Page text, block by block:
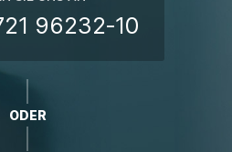
96232‑10
ODER